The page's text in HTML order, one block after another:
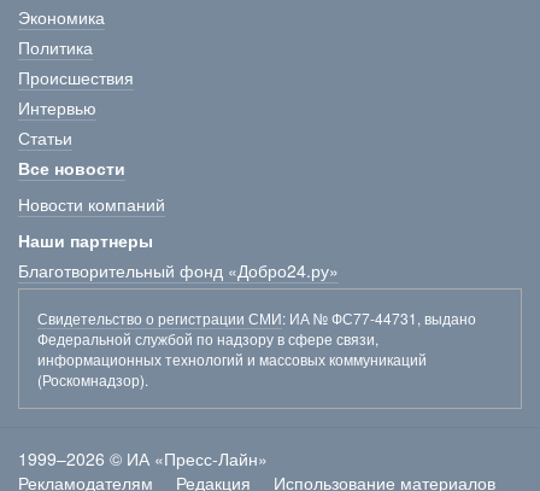
Экономика
Политика
Происшествия
Интервью
Статьи
Все новости
Новости компаний
Наши партнеры
Благотворительный фонд «Добро24.ру»
Свидетельство о регистрации СМИ: ИА № ФС77-44731, выдано
Федеральной службой по надзору в сфере связи,
информационных технологий и массовых коммуникаций
(Роскомнадзор).
1999–2026 © ИА «Пресс-Лайн»
Рекламодателям
Редакция Использование материалов